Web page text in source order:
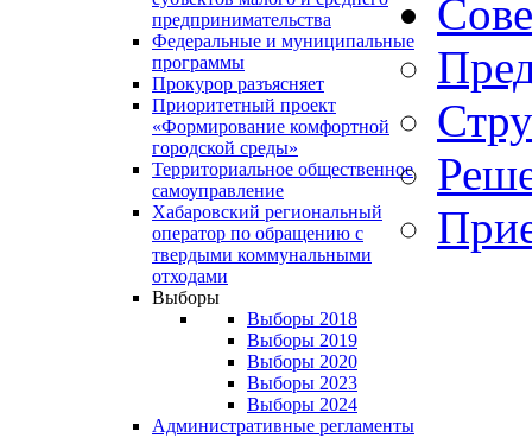
предпринимательства
Федеральные и муниципальные
программы
Прокурор разъясняет
Приоритетный проект
«Формирование комфортной
городской среды»
Территориальное общественное
самоуправление
Хабаровский региональный
оператор по обращению с
твердыми коммунальными
отходами
Выборы
Выборы 2018
Выборы 2019
Выборы 2020
Выборы 2023
Выборы 2024
Административные регламенты